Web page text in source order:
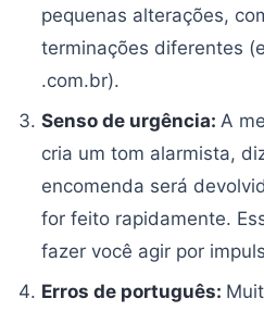
pequenas alterações,
terminações diferentes
.com.br).
Senso de urgência:A
cria um tom alarmista,
encomenda será
for feito rapidamente.
fazer você agir por
Erros de português: